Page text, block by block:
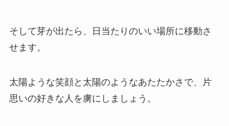
そして芽が出たら、日当たりのいい場所に移動さ
せます。
太陽ような笑顔と太陽のようなあたたかさで、片
思いの好きな人を虜にしましょう。